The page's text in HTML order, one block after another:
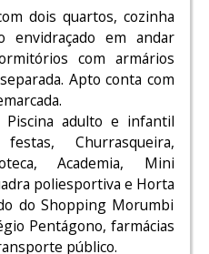
dois quartos, cozinha
envidraçado em andar
com armários
Apto conta com
Piscina adulto e infantil
Churrasqueira,
Academia, Mini
poliesportiva e Horta
do Shopping Morumbi
Pentágono, farmácias
público.